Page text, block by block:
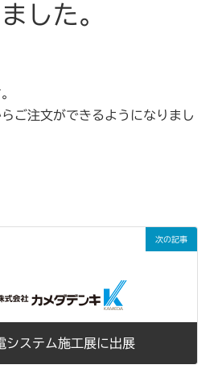
した。
ご注文ができるようになりまし
次の記事
システム施工展に出展